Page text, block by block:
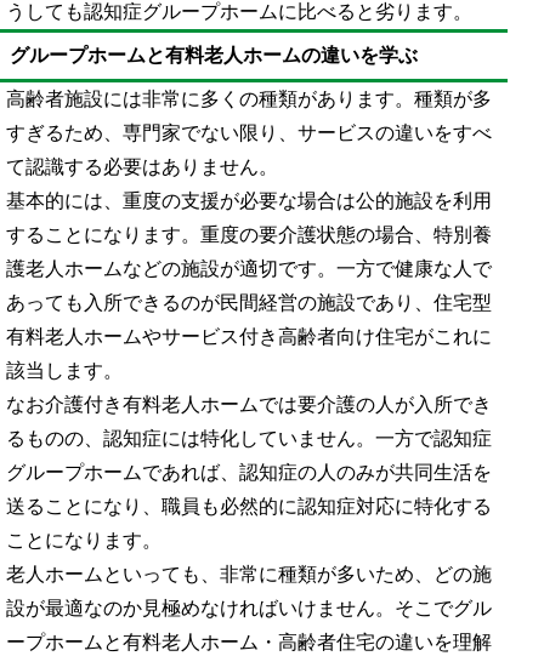
うしても認知症グループホームに比べると劣ります。
グループホームと有料老人ホームの違いを学ぶ
高齢者施設には非常に多くの種類があります。種類が多
すぎるため、専門家でない限り、サービスの違いをすべ
て認識する必要はありません。
基本的には、重度の支援が必要な場合は公的施設を利用
することになります。重度の要介護状態の場合、特別養
護老人ホームなどの施設が適切です。一方で健康な人で
あっても入所できるのが民間経営の施設であり、住宅型
有料老人ホームやサービス付き高齢者向け住宅がこれに
該当します。
なお介護付き有料老人ホームでは要介護の人が入所でき
るものの、認知症には特化していません。一方で認知症
グループホームであれば、認知症の人のみが共同生活を
送ることになり、職員も必然的に認知症対応に特化する
ことになります。
老人ホームといっても、非常に種類が多いため、どの施
設が最適なのか見極めなければいけません。そこでグル
ープホームと有料老人ホーム・高齢者住宅の違いを理解